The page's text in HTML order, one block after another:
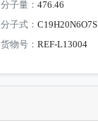
分子量：476.46
分子式：C19H20N6O7S
货物号：REF-L13004